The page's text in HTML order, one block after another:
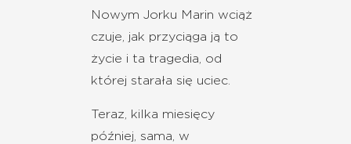
Nowym Jorku Marin wciąż
czuje, jak przyciąga ją to
życie i ta tragedia, od
której starała się uciec.
Teraz, kilka miesięcy
później, sama, w